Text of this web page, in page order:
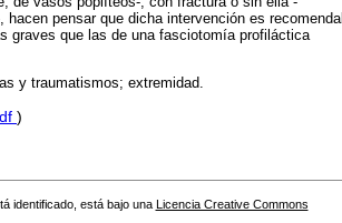
pensar que dicha intervención es
graves que las de una fasciotomía profiláctica
y traumatismos; extremidad.
)
identificado, está bajo una Licencia Creative Commons